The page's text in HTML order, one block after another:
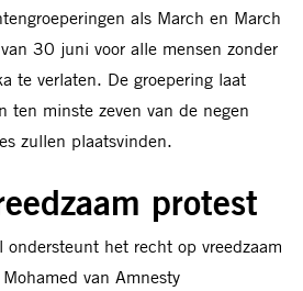
als March en March
30 juni voor alle mensen zonder
te verlaten. De groepering laat
ten minste zeven van de negen
zullen plaatsvinden.
protest
ondersteunt het recht op vreedzaam
van Amnesty